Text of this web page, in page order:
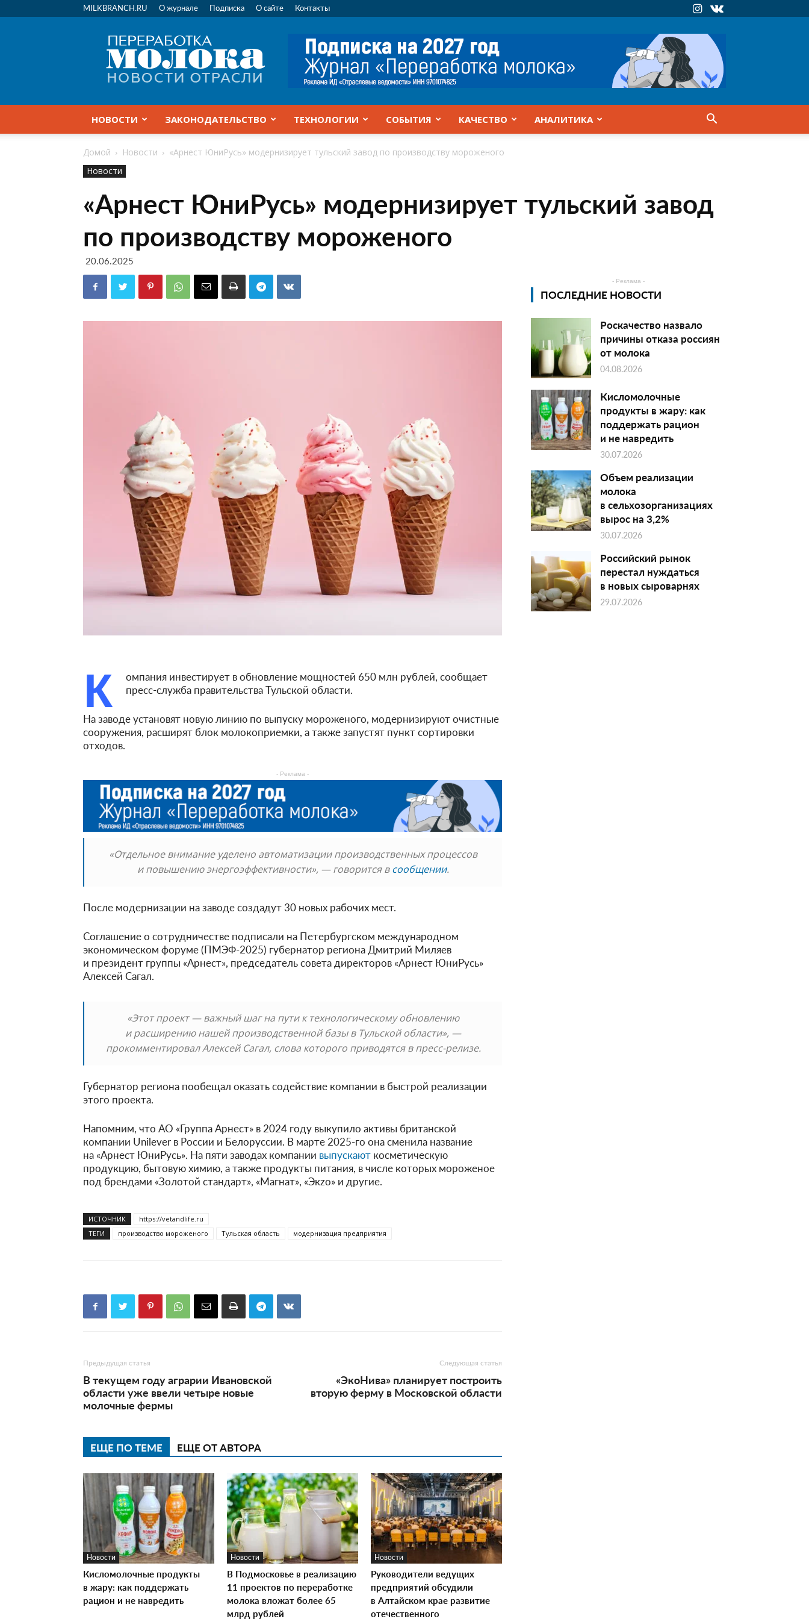
MILKBRANCH.RU О журнале Подписка О сайте Контакты
Переработка
молока
|
Новости
НОВОСТИ ЗАКОНОДАТЕЛЬСТВО ТЕХНОЛОГИИ СОБЫТИЯ КАЧЕСТВО АНАЛИТИКА
Домой Новости
«Арнест ЮниРусь» модернизирует тульский завод по производству мороженого
Новости
«Арнест ЮниРусь» модернизирует тульский завод
по производству мороженого
20.06.2025
К
омпания инвестирует в обновление мощностей 650 млн рублей, сообщает
пресс-служба правительства Тульской области.
На заводе установят новую линию по выпуску мороженого, модернизируют очистные
сооружения, расширят блок молокоприемки, а также запустят пункт сортировки
отходов.
- Реклама -
«Отдельное внимание уделено автоматизации производственных процессов
и повышению энергоэффективности», — говорится всообщении.
После модернизации на заводе создадут 30 новых рабочих мест.
Соглашение о сотрудничестве подписали на Петербургском международном
экономическом форуме (ПМЭФ-2025) губернатор региона Дмитрий Миляев
и президент группы «Арнест», председатель совета директоров «Арнест ЮниРусь»
Алексей Сагал.
«Этот проект — важный шаг на пути к технологическому обновлению
и расширению нашей производственной базы в Тульской области», —
прокомментировал Алексей Сагал, слова которого приводятся в пресс-релизе.
Губернатор региона пообещал оказать содействие компании в быстрой реализации
этого проекта.
Напомним, что АО «Группа Арнест» в 2024 году выкупило активы британской
компании Unilever в России и Белоруссии. В марте 2025-го она сменила название
на «Арнест ЮниРусь». На пяти заводах компании выпускают косметическую
продукцию, бытовую химию, а также продукты питания, в числе которых мороженое
под брендами «Золотой стандарт», «Магнат», «Экzo» и другие.
ИСТОЧНИК
https://vetandlife.ru
ТЕГИ
производство мороженого Тульская область модернизация предприятия
Предыдущая статья
В текущем году аграрии Ивановской
области уже ввели четыре новые
молочные фермы
Следующая статья
«ЭкоНива» планирует построить
вторую ферму в Московской области
ЕЩЕ ПО ТЕМЕ ЕЩЕ ОТ АВТОРА
Новости
Кисломолочные продукты
в жару: как поддержать
рацион и не навредить
Новости
В Подмосковье в реализацию
11 проектов по переработке
молока вложат более 65
млрд рублей
Новости
Руководители ведущих
предприятий обсудили
в Алтайском крае развитие
отечественного
- Реклама -
ПОСЛЕДНИЕ НОВОСТИ
Роскачество назвало
причины отказа россиян
от молока
04.08.2026
Кисломолочные
продукты в жару: как
поддержать рацион
и не навредить
30.07.2026
Объем реализации
молока
в сельхозорганизациях
вырос на 3,2%
30.07.2026
Российский рынок
перестал нуждаться
в новых сыроварнях
29.07.2026